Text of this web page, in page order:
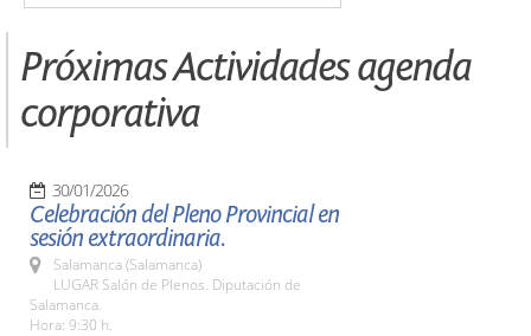
Próximas Actividades agenda
corporativa
30/01/2026
Celebración del Pleno Provincial en
sesión extraordinaria.
Salamanca (Salamanca)
LUGAR Salón de Plenos. Diputación de
Salamanca.
Hora: 9:30 h.